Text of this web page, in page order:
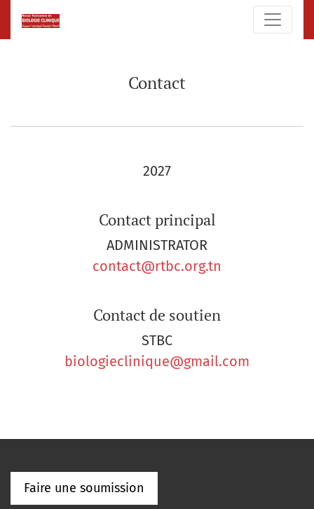
Contact
2027
Contact principal
ADMINISTRATOR
contact@rtbc.org.tn
Contact de soutien
STBC
biologieclinique@gmail.com
Faire une soumission